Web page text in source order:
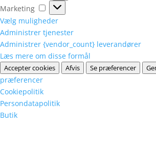
Marketing
Marketing
Vælg muligheder
Administrer tjenester
Administrer {vendor_count} leverandører
Læs mere om disse formål
Accepter cookies Afvis Se præferencer
præferencer
Cookiepolitik
Persondatapolitik
Butik